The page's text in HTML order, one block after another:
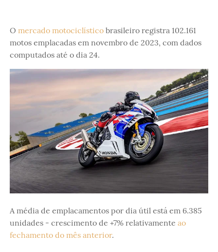
O mercado motociclístico brasileiro registra 102.161
motos emplacadas em novembro de 2023, com dados
computados até o dia 24.
A média de emplacamentos por dia útil está em 6.385
unidades - crescimento de +7% relativamente ao
fechamento do mês anterior.